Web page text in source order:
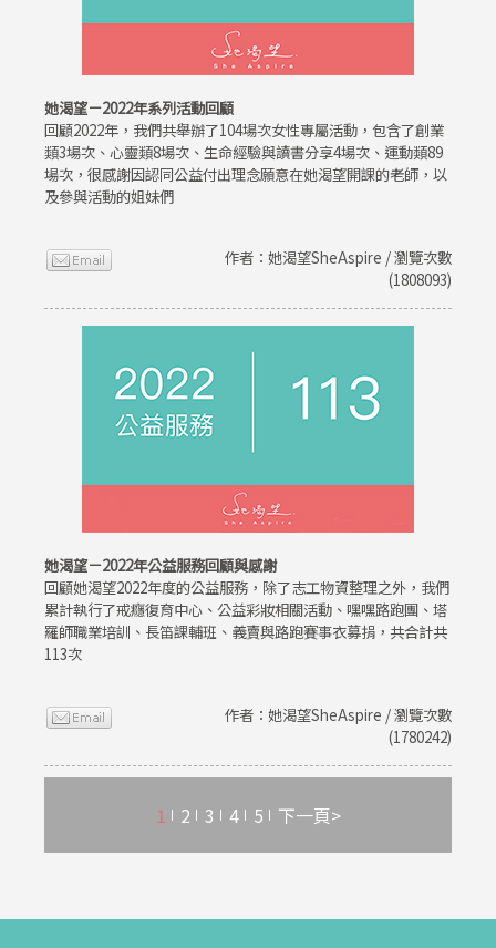
她渴望－2022年系列活動回顧
回顧2022年，我們共舉辦了104場次女性專屬活動，包含了創業
類3場次、心靈類8場次、生命經驗與讀書分享4場次、運動類89
場次，很感謝因認同公益付出理念願意在她渴望開課的老師，以
及參與活動的姐妹們
作者：她渴望SheAspire / 瀏覽次數
(1808093)
她渴望－2022年公益服務回顧與感謝
回顧她渴望2022年度的公益服務，除了志工物資整理之外，我們
累計執行了戒癮復育中心、公益彩妝相關活動、嘿嘿路跑團、塔
羅師職業培訓、長笛課輔班、義賣與路跑賽事衣募捐，共合計共
113次
作者：她渴望SheAspire / 瀏覽次數
(1780242)
1 2 3 4 5 下一頁>